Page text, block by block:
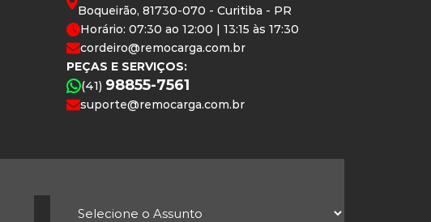
Boqueirão, 81730-070 - Curitiba - PR
Horário: 07:30 ao 12:00 | 13:15 às 17:30
cordeiro@remocarga.com.br
PEÇAS E SERVIÇOS:
(41) 98855-7561
suporte@remocarga.com.br